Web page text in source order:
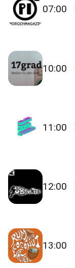
07:00
10:00
11:00
12:00
13:00